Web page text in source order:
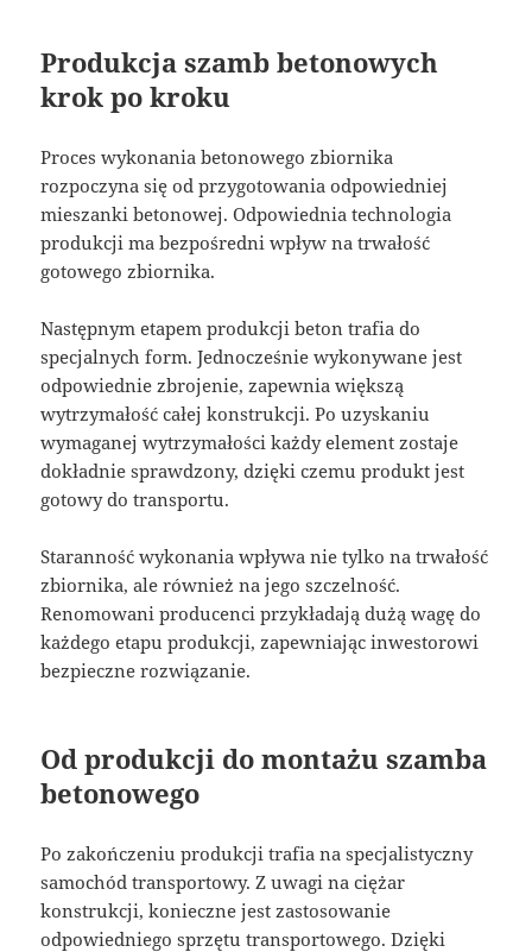
Produkcja szamb betonowych
krok po kroku
Proces wykonania betonowego zbiornika
rozpoczyna się od przygotowania odpowiedniej
mieszanki betonowej. Odpowiednia technologia
produkcji ma bezpośredni wpływ na trwałość
gotowego zbiornika.
Następnym etapem produkcji beton trafia do
specjalnych form. Jednocześnie wykonywane jest
odpowiednie zbrojenie, zapewnia większą
wytrzymałość całej konstrukcji. Po uzyskaniu
wymaganej wytrzymałości każdy element zostaje
dokładnie sprawdzony, dzięki czemu produkt jest
gotowy do transportu.
Staranność wykonania wpływa nie tylko na trwałość
zbiornika, ale również na jego szczelność.
Renomowani producenci przykładają dużą wagę do
każdego etapu produkcji, zapewniając inwestorowi
bezpieczne rozwiązanie.
Od produkcji do montażu szamba
betonowego
Po zakończeniu produkcji trafia na specjalistyczny
samochód transportowy. Z uwagi na ciężar
konstrukcji, konieczne jest zastosowanie
odpowiedniego sprzętu transportowego. Dzięki